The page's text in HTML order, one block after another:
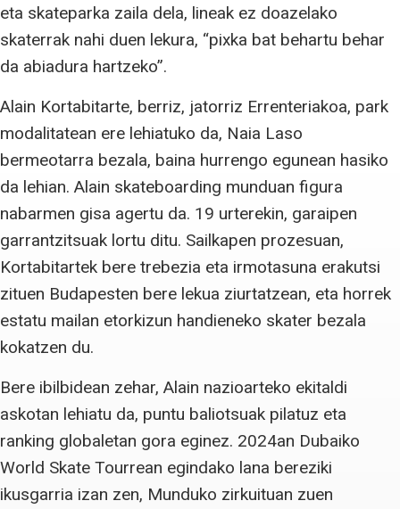
eta skateparka zaila dela, lineak ez doazelako
skaterrak nahi duen lekura, “pixka bat behartu behar
da abiadura hartzeko”.
Alain Kortabitarte, berriz, jatorriz Errenteriakoa, park
modalitatean ere lehiatuko da, Naia Laso
bermeotarra bezala, baina hurrengo egunean hasiko
da lehian. Alain skateboarding munduan figura
nabarmen gisa agertu da. 19 urterekin, garaipen
garrantzitsuak lortu ditu. Sailkapen prozesuan,
Kortabitartek bere trebezia eta irmotasuna erakutsi
zituen Budapesten bere lekua ziurtatzean, eta horrek
estatu mailan etorkizun handieneko skater bezala
kokatzen du.
Bere ibilbidean zehar, Alain nazioarteko ekitaldi
askotan lehiatu da, puntu baliotsuak pilatuz eta
ranking globaletan gora eginez. 2024an Dubaiko
World Skate Tourrean egindako lana bereziki
ikusgarria izan zen, Munduko zirkuituan zuen